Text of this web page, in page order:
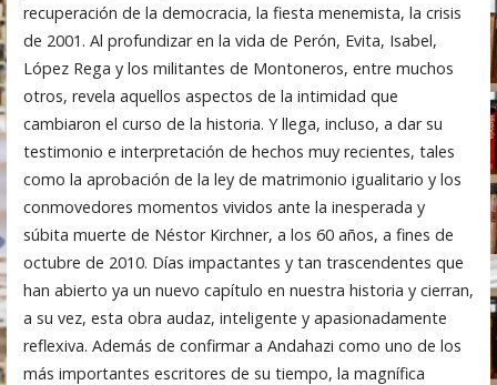
recuperación de la democracia, la fiesta menemista, la crisis
de 2001. Al profundizar en la vida de Perón, Evita, Isabel,
López Rega y los militantes de Montoneros, entre muchos
otros, revela aquellos aspectos de la intimidad que
cambiaron el curso de la historia. Y llega, incluso, a dar su
testimonio e interpretación de hechos muy recientes, tales
como la aprobación de la ley de matrimonio igualitario y los
conmovedores momentos vividos ante la inesperada y
súbita muerte de Néstor Kirchner, a los 60 años, a fines de
octubre de 2010. Días impactantes y tan trascendentes que
han abierto ya un nuevo capítulo en nuestra historia y cierran,
a su vez, esta obra audaz, inteligente y apasionadamente
reflexiva. Además de confirmar a Andahazi como uno de los
más importantes escritores de su tiempo, la magnífica